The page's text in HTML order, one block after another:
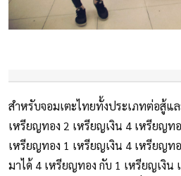
สำหรับจอมเตะไทยทั้งประเภทต่อสู้แ
เหรียญทอง 2 เหรียญเงิน 4 เหรียญท
เหรียญทอง 1 เหรียญเงิน 4 เหรียญท
มาได้ 4 เหรียญทอง กับ 1 เหรียญเงิน